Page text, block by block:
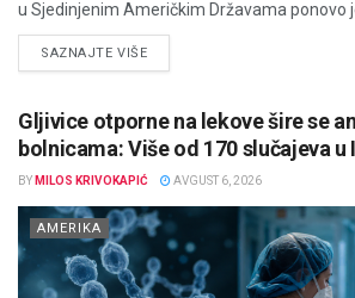
u Sjedinjenim Američkim Državama ponovo
SAZNAJTE VIŠEDETAILS
Gljivice otporne na lekove šire se
bolnicama: Više od 170 slučajeva u
BY MILOS KRIVOKAPIĆ AVGUST 6, 2026
AMERIKA